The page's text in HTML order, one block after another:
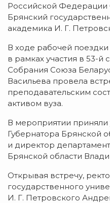
Российской Федерации
Брянский
академика И. Г.
В ходе рабочей
в рамках участия в 53-й
Собрания Союза
Васильева провела
преподавательским
активом вуза.
В мероприятии приняли
Губернатора Брянской
и директор
Брянской области
Открывая встречу,
государственного
И. Г. Петровского